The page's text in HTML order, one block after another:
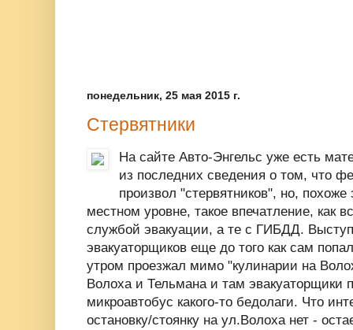
понедельник, 25 мая 2015 г.
Стервятники
На сайте Авто-Энгельс уже есть
из последних сведения о том, что
произвол "стервятников", но,
местном уровне, такое впечатление, как
службой эвакуации, а те с ГИБДД.
эвакуаторщиков еще до того как сам
утром проезжал мимо "кулинарии на
Волоха и Тельмана и там эвакуаторщики
микроавтобус какого-то бедолаги. Что
остановку/стоянку на ул.Волоха нет -